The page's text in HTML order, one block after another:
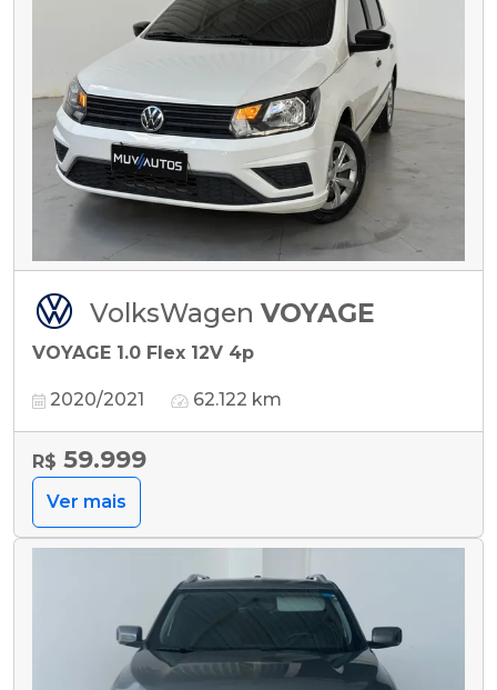
VolksWagen VOYAGE
VOYAGE 1.0 Flex 12V 4p
2020/2021 62.122 km
R$ 59.999
Ver mais